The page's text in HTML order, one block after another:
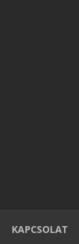
KAPCSOLAT